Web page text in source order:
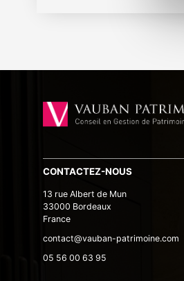
CONTACTEZ-NOUS
13 rue Albert de Mun
33000 Bordeaux
France
contact@vauban-patrimoine.com
05 56 00 63 95